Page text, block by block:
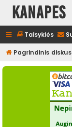
Taisyklės
Pagrindinis